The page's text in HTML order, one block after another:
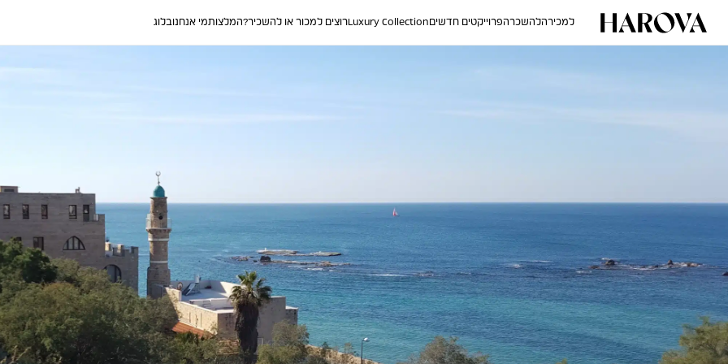
למכירהלהשכרהפרוייקטים חדשיםLuxury Collectionרוצים למכור או להשכיר?המלצותמי אנחנובלוג